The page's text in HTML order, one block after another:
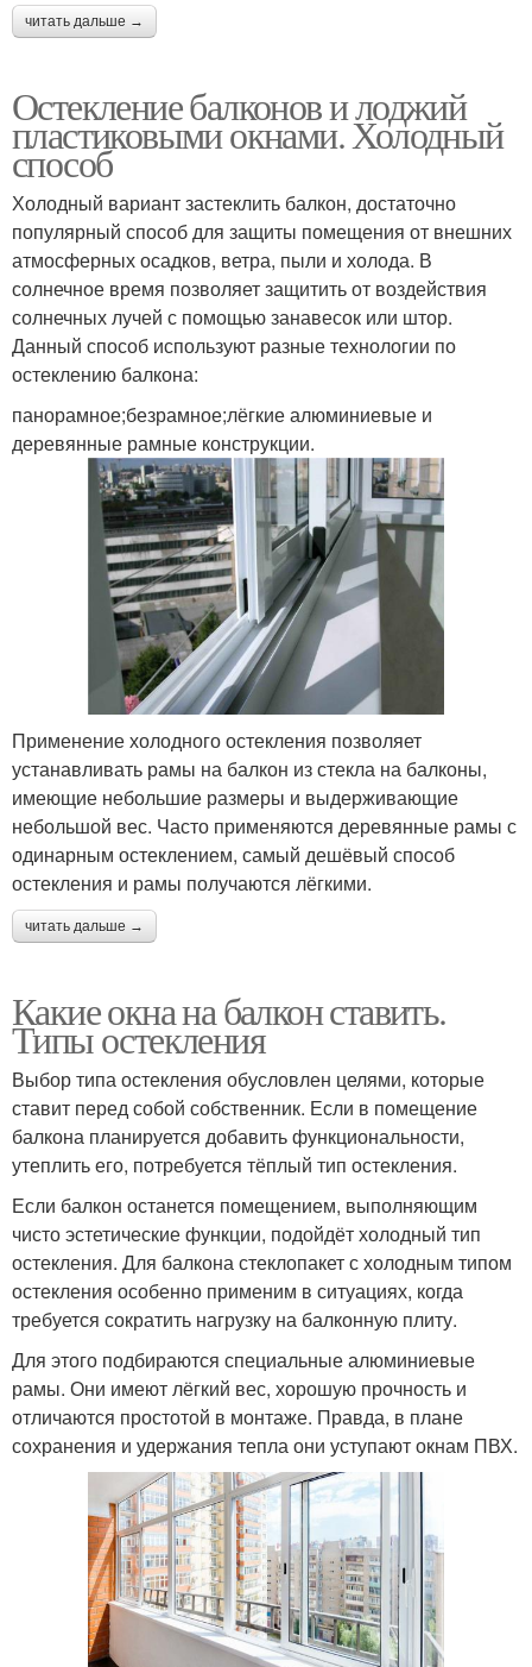
читать дальше →
Остекление балконов и лоджий
пластиковыми окнами. Холодный
способ
Холодный вариант застеклить балкон, достаточно
популярный способ для защиты помещения от внешних
атмосферных осадков, ветра, пыли и холода. В
солнечное время позволяет защитить от воздействия
солнечных лучей с помощью занавесок или штор.
Данный способ используют разные технологии по
остеклению балкона:
панорамное;безрамное;лёгкие алюминиевые и
деревянные рамные конструкции.
Применение холодного остекления позволяет
устанавливать рамы на балкон из стекла на балконы,
имеющие небольшие размеры и выдерживающие
небольшой вес. Часто применяются деревянные рамы с
одинарным остеклением, самый дешёвый способ
остекления и рамы получаются лёгкими.
читать дальше →
Какие окна на балкон ставить.
Типы остекления
Выбор типа остекления обусловлен целями, которые
ставит перед собой собственник. Если в помещение
балкона планируется добавить функциональности,
утеплить его, потребуется тёплый тип остекления.
Если балкон останется помещением, выполняющим
чисто эстетические функции, подойдёт холодный тип
остекления. Для балкона стеклопакет с холодным типом
остекления особенно применим в ситуациях, когда
требуется сократить нагрузку на балконную плиту.
Для этого подбираются специальные алюминиевые
рамы. Они имеют лёгкий вес, хорошую прочность и
отличаются простотой в монтаже. Правда, в плане
сохранения и удержания тепла они уступают окнам ПВХ.